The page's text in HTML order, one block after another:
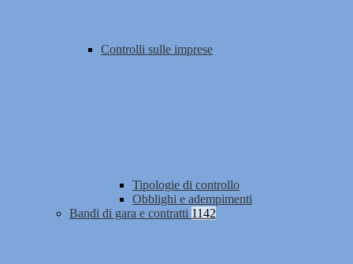
Controlli sulle imprese
Tipologie di controllo
Obblighi e adempimenti
Bandi di gara e contratti 1142